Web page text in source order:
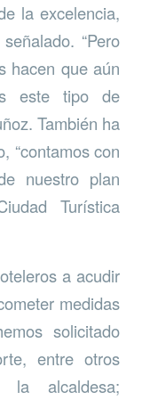
la excelencia,
“Pero
hacen que aún
este tipo de
También ha
“contamos con
nuestro plan
Turística
a acudir
medidas
solicitado
entre otros
la alcaldesa;